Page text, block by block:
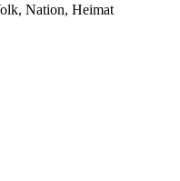
Nation, Heimat